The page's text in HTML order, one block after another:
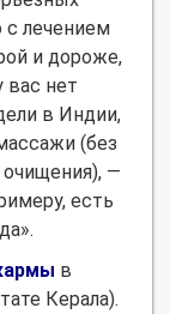
с лечением
и дороже,
вас нет
в Индии,
(без
—
есть
в
Керала).